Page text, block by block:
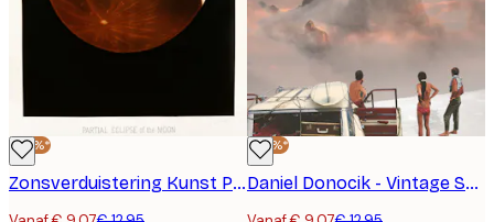
-30%*
Zonsverduistering Kunst Poster
-30%*
Daniel Donocik - Vintage Saturnus Avontuur Poster